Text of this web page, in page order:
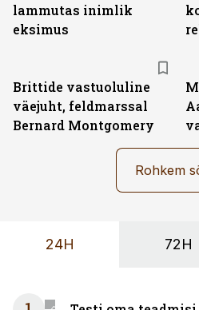
lammutas inimlik
eksimus
Brittide vastuoluline
väejuht, feldmarssal
Bernard Montgomery
Rohkem
24H 72H